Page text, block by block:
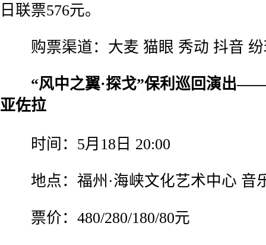
日联票576元。
购票渠道：大麦 猫眼 秀动 抖音 纷
“风中之翼·探戈”保利巡回演出——
亚佐拉
时间：5月18日 20:00
地点：福州·海峡文化艺术中心 音
票价：480/280/180/80元